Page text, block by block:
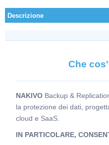
Descrizione
Che
NAKIVO Backup &
la protezione dei dati,
cloud e SaaS.
IN PARTICOLARE,